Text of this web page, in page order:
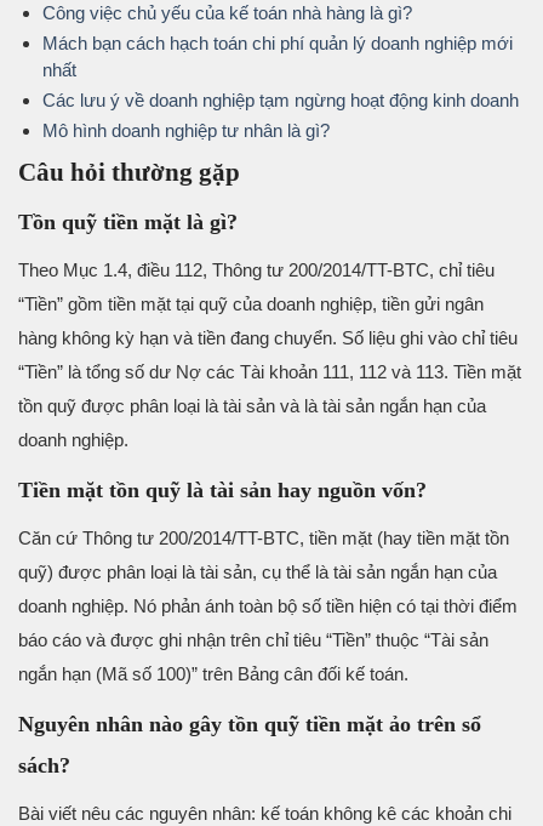
Công việc chủ yếu của kế toán nhà hàng là gì?
Mách bạn cách hạch toán chi phí quản lý doanh nghiệp mới
nhất
Các lưu ý về doanh nghiệp tạm ngừng hoạt động kinh doanh
Mô hình doanh nghiệp tư nhân là gì?
Câu hỏi thường gặp
Tồn quỹ tiền mặt là gì?
Theo Mục 1.4, điều 112, Thông tư 200/2014/TT-BTC, chỉ tiêu
“Tiền” gồm tiền mặt tại quỹ của doanh nghiệp, tiền gửi ngân
hàng không kỳ hạn và tiền đang chuyển. Số liệu ghi vào chỉ tiêu
“Tiền” là tổng số dư Nợ các Tài khoản 111, 112 và 113. Tiền mặt
tồn quỹ được phân loại là tài sản và là tài sản ngắn hạn của
doanh nghiệp.
Tiền mặt tồn quỹ là tài sản hay nguồn vốn?
Căn cứ Thông tư 200/2014/TT-BTC, tiền mặt (hay tiền mặt tồn
quỹ) được phân loại là tài sản, cụ thể là tài sản ngắn hạn của
doanh nghiệp. Nó phản ánh toàn bộ số tiền hiện có tại thời điểm
báo cáo và được ghi nhận trên chỉ tiêu “Tiền” thuộc “Tài sản
ngắn hạn (Mã số 100)” trên Bảng cân đối kế toán.
Nguyên nhân nào gây tồn quỹ tiền mặt ảo trên sổ
sách?
Bài viết nêu các nguyên nhân: kế toán không kê các khoản chi